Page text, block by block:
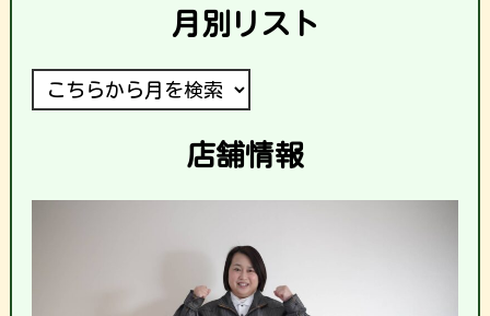
月別リスト
店舗情報